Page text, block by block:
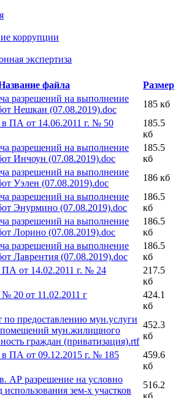
коррупции
экспертиза
файла
Размер
разрешений на выполнение
Нешкан (07.08.2019).doc
185 кб
ПА от 14.06.2011 г. № 50
185.5
кб
разрешений на выполнение
Инчоун (07.08.2019).doc
185.5
кб
разрешений на выполнение
Уэлен (07.08.2019).doc
186 кб
разрешений на выполнение
Энурмино (07.08.2019).doc
186.5
кб
разрешений на выполнение
Лорино (07.08.2019).doc
186.5
кб
разрешений на выполнение
Лаврентия (07.08.2019).doc
186.5
кб
от 14.02.2011 г. № 24
217.5
кб
20 от 11.02.2011 г
424.1
кб
предоставлению мун.услуги
мун.жилищного
граждан (приватизация).rtf
452.3
кб
ПА от 09.12.2015 г. № 185
459.6
кб
АР разрешение на условно
зем-х участков
516.2